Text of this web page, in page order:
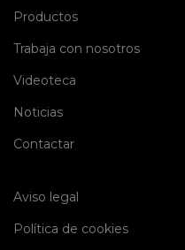
Productos(current)
Trabaja con nosotros(current)
Videoteca
Noticias(current)
Contactar(current)
Aviso legal
Política de cookies